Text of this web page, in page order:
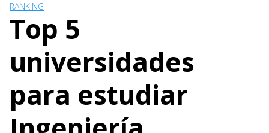
RANKING
Top 5
universidades
para estudiar